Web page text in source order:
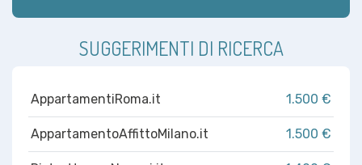
SUGGERIMENTI DI RICERCA
AppartamentiRoma.it 1.500 €
AppartamentoAffittoMilano.it 1.500 €